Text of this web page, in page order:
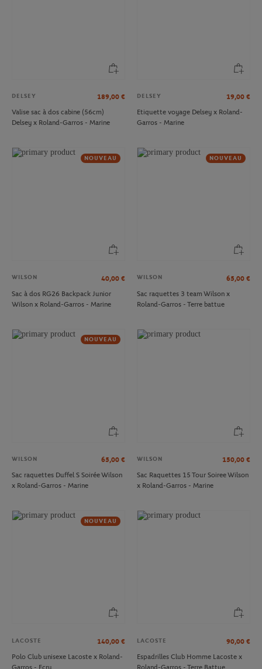
DELSEY 189,00 €
Valise sac à dos cabine (56cm)
Delsey x Roland-Garros - Marine
DELSEY 19,00 €
Etiquette voyage Delsey x Roland-
Garros - Marine
NOUVEAU
WILSON 40,00 €
Sac à dos RG26 Backpack Junior
Wilson x Roland-Garros - Marine
NOUVEAU
WILSON 65,00 €
Sac raquettes 3 team Wilson x
Roland-Garros - Terre battue
NOUVEAU
WILSON 65,00 €
Sac raquettes Duffel S Soirée Wilson
x Roland-Garros - Marine
WILSON 150,00 €
Sac Raquettes 15 Tour Soiree Wilson
x Roland-Garros - Marine
NOUVEAU
LACOSTE 140,00 €
Polo Club unisexe Lacoste x Roland-
Garros - Ecru
LACOSTE 90,00 €
Espadrilles Club Homme Lacoste x
Roland-Garros - Terre Battue